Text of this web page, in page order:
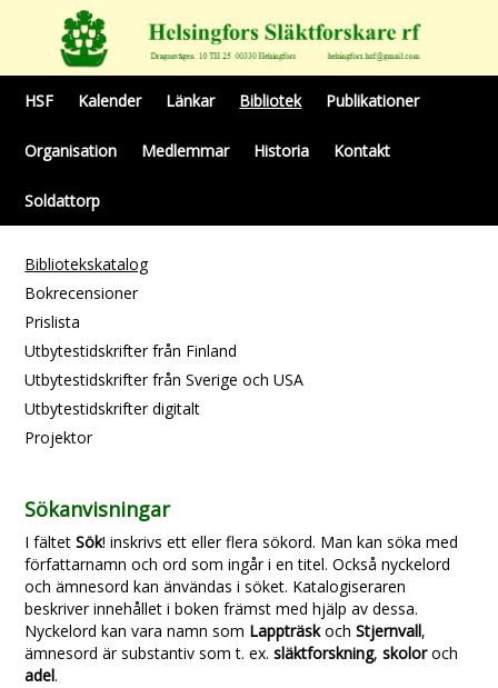
HSF Kalender Länkar Bibliotek Publikationer
Organisation Medlemmar Historia Kontakt
Soldattorp
Bibliotekskatalog
Bokrecensioner
Prislista
Utbytestidskrifter från Finland
Utbytestidskrifter från Sverige och USA
Utbytestidskrifter digitalt
Projektor
Sökanvisningar
I fältetSök! inskrivs ett eller flera sökord. Man kan söka med
författarnamn och ord som ingår i en titel. Också nyckelord
och ämnesord kan änvändas i söket. Katalogiseraren
beskriver innehållet i boken främst med hjälp av dessa.
Nyckelord kan vara namn som LappträskochStjernvall,
ämnesord är substantiv som t. ex.släktforskning,skoloroch
adel.